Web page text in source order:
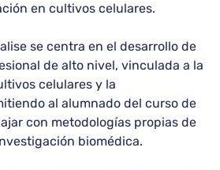
en cultivos celulares.
se centra en el desarrollo de
de alto nivel, vinculada a la
celulares y la
al alumnado del curso de
con metodologías propias de
biomédica.